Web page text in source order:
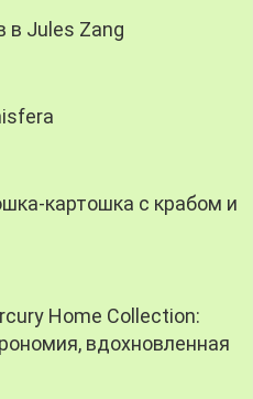
в Jules Zang
картошка с крабом и
Home Collection:
вдохновленная